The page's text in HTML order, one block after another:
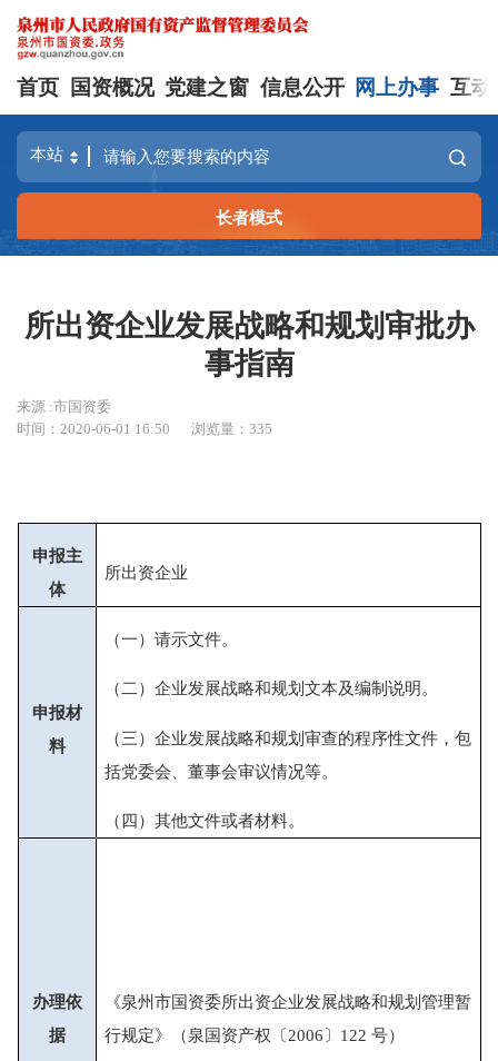
首页 国资概况 党建之窗 信息公开 网上办事 互动
长者模式
所出资企业发展战略和规划审批办
事指南
来源 :市国资委
时间：2020-06-01 16:50
浏览量：335
申报主
体
所出资企业
申报材
料
（一）请示文件。
（二） 企业发展战略和规划文本及编制说明。
（三）企业发展战略和规划审查的程序性文件，包
括党委会、董事会审议情况等。
（四）其他文件或者材料。
办理依
据
《泉州市国资委所出资企业发展战略和规划管理暂
行规定》（泉国资产权〔2006〕122 号）